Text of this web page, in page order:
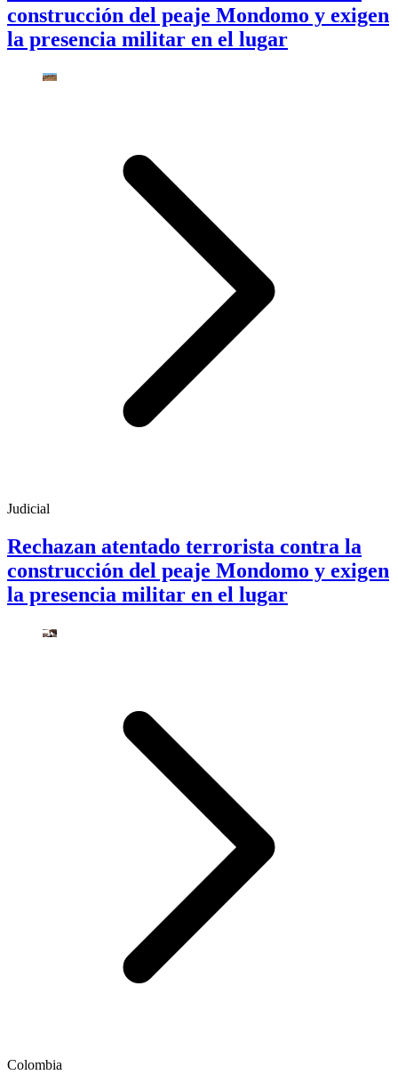
construcción del peaje Mondomo y exigen
la presencia militar en el lugar
Judicial
Rechazan atentado terrorista contra la
construcción del peaje Mondomo y exigen
la presencia militar en el lugar
Colombia